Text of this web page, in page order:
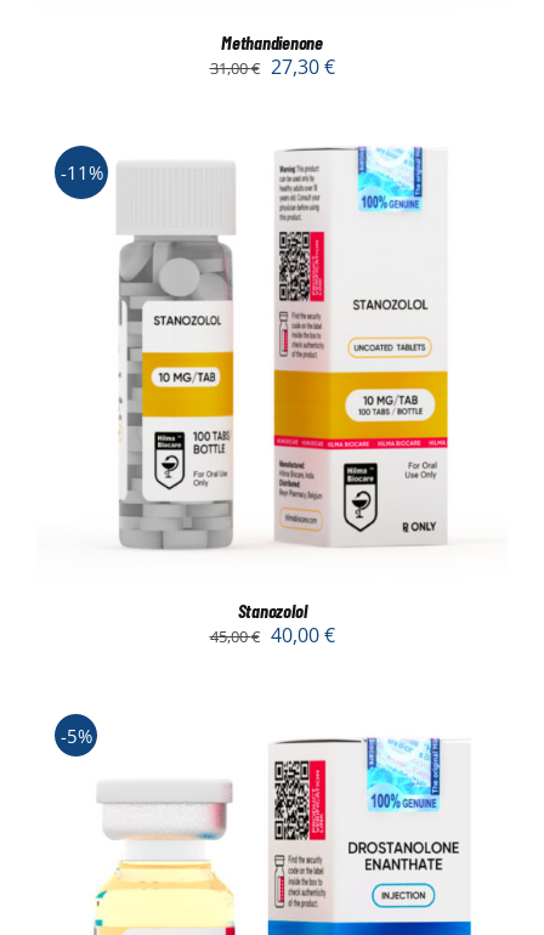
Methandienone
31,00€ 27,30€
-11%
Stanozolol
45,00€ 40,00€
-5%